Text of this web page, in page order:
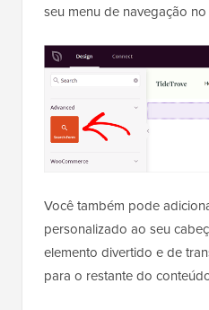
seu menu de navegação
Você também pode
personalizado ao seu
elemento divertido e de
para o restante do